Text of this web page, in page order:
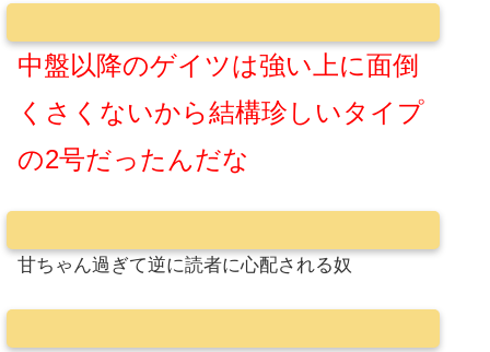
中盤以降のゲイツは強い上に面倒
くさくないから結構珍しいタイプ
の2号だったんだな
甘ちゃん過ぎて逆に読者に心配される奴